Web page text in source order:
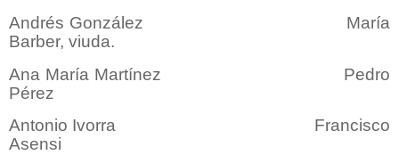
Andrés González María
Barber, viuda.
Ana María Martínez Pedro
Pérez
Antonio Ivorra Francisco
Asensi